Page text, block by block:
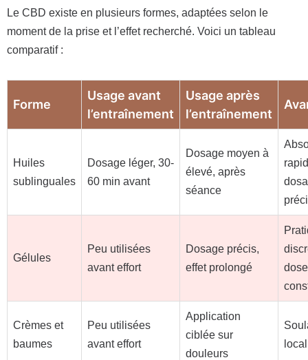
Le CBD existe en plusieurs formes, adaptées selon le
moment de la prise et l’effet recherché. Voici un tableau
comparatif :
Forme
Usage avant
l’entraînement
Usage après
l’entraînement
Huiles
sublinguales
Dosage léger, 30-
60 min avant
Dosage moyen à
élevé, après
séance
Gélules
Peu utilisées
avant effort
Dosage précis,
effet prolongé
dose
Crèmes et
baumes
Peu utilisées
avant effort
Application
ciblée sur
douleurs